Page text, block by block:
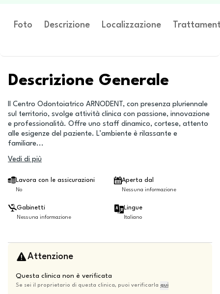
Foto Descrizione Localizzazione
Descrizione Generale
Il Centro Odontoiatrico ARNODENT, con presenza pluriennale
sul territorio, svolge attività clinica con passione, innovazione
e professionalità. Offre uno staff dinamico, cortese, attento
alle esigenze del paziente. L’ambiente è rilassante e
familiare...
Vedi di più
Lavora con le assicurazioni
No
Aperta dal
Nessuna informazione
Gabinetti
Nessuna informazione
Lingue
Italiano
Attenzione
Questa clinica non è verificata
Se sei il proprietario di questa clinica, puoi verificarla qui